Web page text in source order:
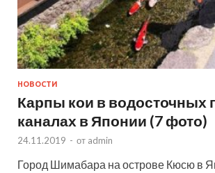
НОВОСТИ
Карпы кои в водосточных
каналах в Японии (7 фото)
24.11.2019 - от admin
Город Шимабара на острове Кюсю в